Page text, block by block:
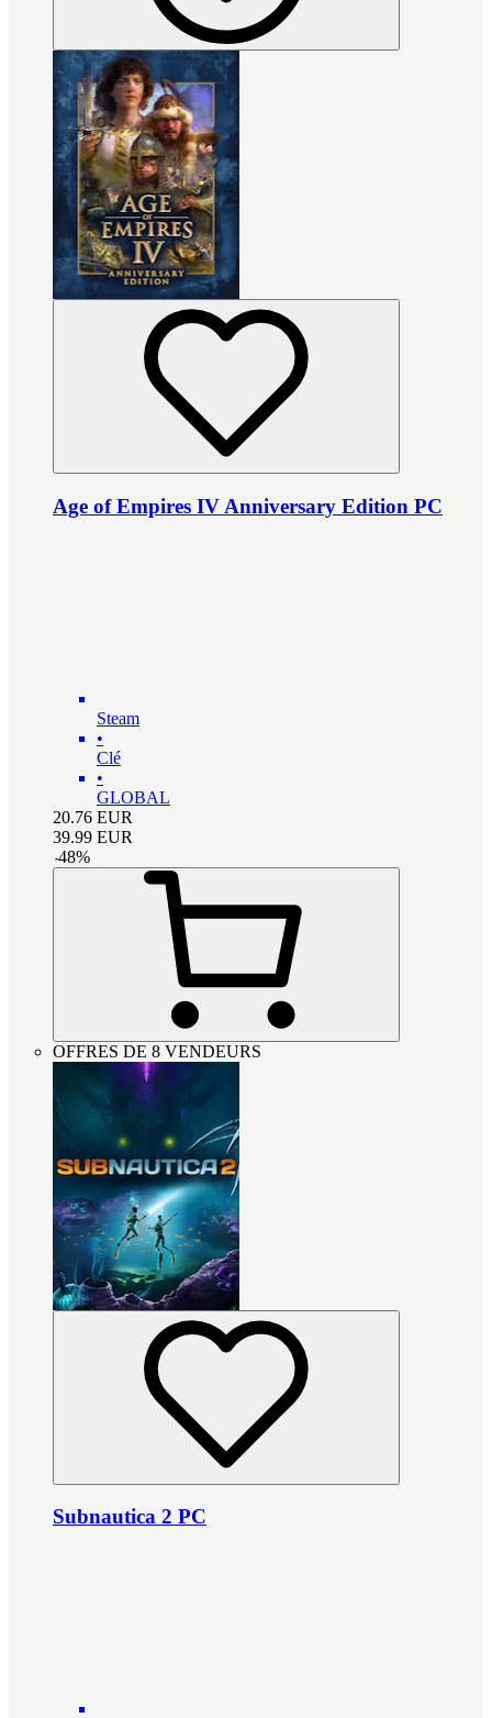
Age of Empires IV Anniversary Edition PC
Steam
•
Clé
•
GLOBAL
20.76 EUR
39.99 EUR
-48%
OFFRES DE 8 VENDEURS
Subnautica 2 PC